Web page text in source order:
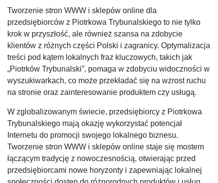
Tworzenie stron WWW i sklepów online dla
przedsiębiorców z Piotrkowa Trybunalskiego to nie tylko
krok w przyszłość, ale również szansa na zdobycie
klientów z różnych części Polski i zagranicy. Optymalizacja
treści pod kątem lokalnych fraz kluczowych, takich jak
„Piotrków Trybunalski”, pomaga w zdobyciu widoczności w
wyszukiwarkach, co może przekładać się na wzrost ruchu
na stronie oraz zainteresowanie produktem czy usługą.
W zglobalizowanym świecie, przedsiębiorcy z Piotrkowa
Trybunalskiego mają okazję wykorzystać potencjał
Internetu do promocji swojego lokalnego biznesu.
Tworzenie stron WWW i sklepów online staje się mostem
łączącym tradycję z nowoczesnością, otwierając przed
przedsiębiorcami nowe horyzonty i zapewniając lokalnej